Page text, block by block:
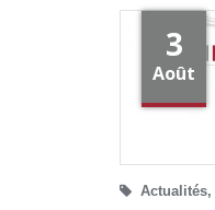
3
Août
Actualités,